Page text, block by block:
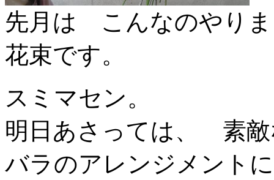
先月は こんなのやり
花束です。
スミマセン。
明日あさっては、 素
バラのアレンジメント